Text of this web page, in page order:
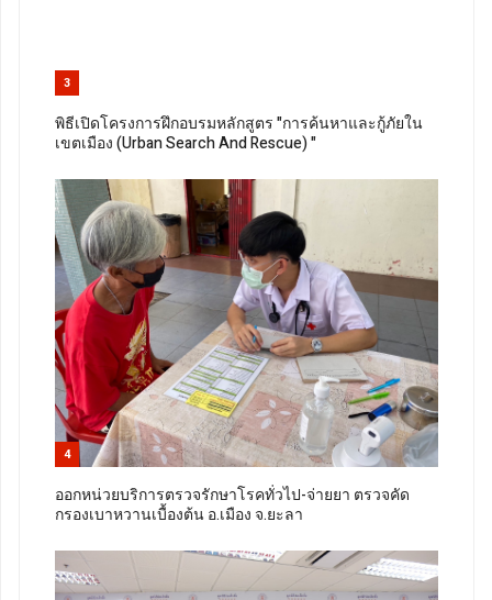
3
พิธีเปิดโครงการฝึกอบรมหลักสูตร "การค้นหาและกู้ภัยใน
เขตเมือง (Urban Search And Rescue) "
4
ออกหน่วยบริการตรวจรักษาโรคทั่วไป-จ่ายยา ตรวจคัด
กรองเบาหวานเบื้องต้น อ.เมือง จ.ยะลา